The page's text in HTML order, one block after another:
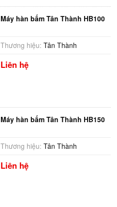
Máy hàn bấm Tân Thành HB100
Thương hiệu: Tân Thành
Liên hệ
Máy hàn bấm Tân Thành HB150
Thương hiệu: Tân Thành
Liên hệ